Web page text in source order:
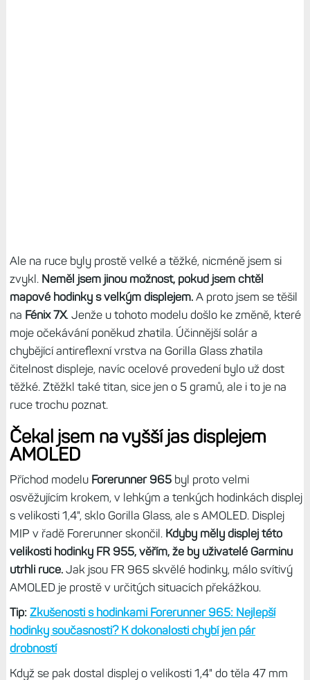
Ale na ruce byly prostě velké a těžké, nicméně jsem si
zvykl. Neměl jsem jinou možnost, pokud jsem chtěl
mapové hodinky s velkým displejem.A proto jsem se těšil
na Fénix 7X. Jenže u tohoto modelu došlo ke změně, které
moje očekávání poněkud zhatila. Účinnější solár a
chybějící antireflexní vrstva na Gorilla Glass zhatila
čitelnost displeje, navíc ocelové provedení bylo už dost
těžké. Ztěžkl také titan, sice jen o 5 gramů, ale i to je na
ruce trochu poznat.
Čekal jsem na vyšší jas displejem
AMOLED
Příchod modelu Forerunner 965byl proto velmi
osvěžujícím krokem, v lehkým a tenkých hodinkách displej
s velikosti 1,4", sklo Gorilla Glass, ale s AMOLED. Displej
MIP v řadě Forerunner skončil. Kdyby měly displej této
velikosti hodinky FR 955, věřím, že by uživatelé Garminu
utrhli ruce.Jak jsou FR 965 skvělé hodinky, málo svítivý
AMOLED je prostě v určitých situacích překážkou.
Tip: Zkušenosti s hodinkami Forerunner 965: Nejlepší
hodinky současnosti? K dokonalosti chybí jen pár
drobností
Když se pak dostal displej o velikosti 1,4" do těla 47 mm